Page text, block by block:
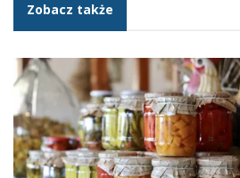
Zobacz także